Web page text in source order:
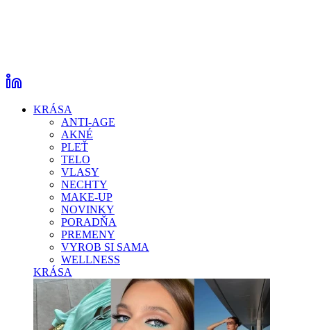
KRÁSA
ANTI-AGE
AKNÉ
PLEŤ
TELO
VLASY
NECHTY
MAKE-UP
NOVINKY
PORADŇA
PREMENY
VYROB SI SAMA
WELLNESS
KRÁSA